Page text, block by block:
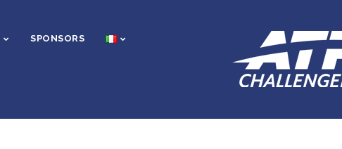
SPONSORS